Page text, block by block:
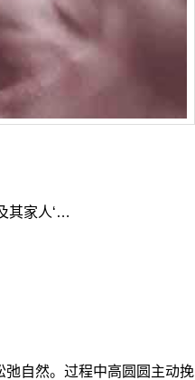
其家人‘…
自然。过程中高圆圆主动挽